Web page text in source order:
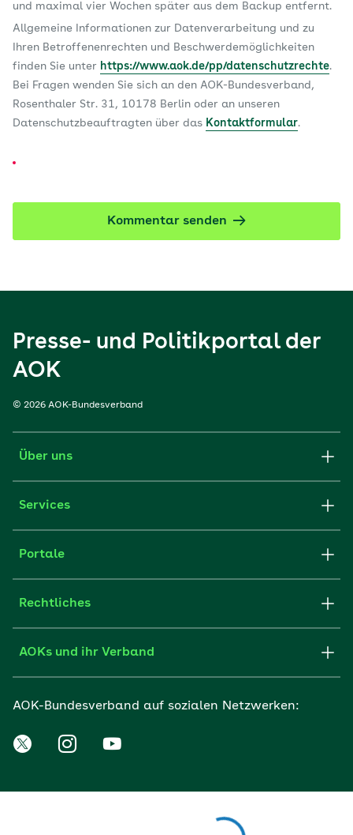
und maximal vier Wochen später aus dem Backup entfernt.
Allgemeine Informationen zur Datenverarbeitung und zu
Ihren Betroffenenrechten und Beschwerdemöglichkeiten
finden Sie unter https://www.aok.de/pp/datenschutzrechte.
Bei Fragen wenden Sie sich an den AOK-Bundesverband,
Rosenthaler Str. 31, 10178 Berlin oder an unseren
Datenschutzbeauftragten über das Kontaktformular.
Kommentar senden
Presse- und Politikportal der
AOK
© 2026 AOK-Bundesverband
Über uns
Services
Portale
Rechtliches
AOKs und ihr Verband
AOK-Bundesverband auf sozialen Netzwerken: